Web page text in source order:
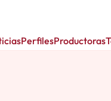
PerfilesProductoras